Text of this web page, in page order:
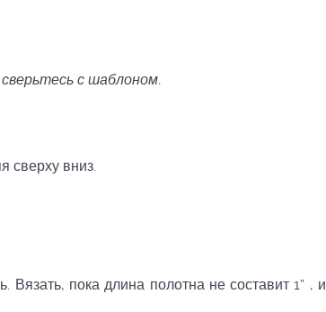
с шаблоном.
сверху вниз.
пока длина полотна не составит 1” , и